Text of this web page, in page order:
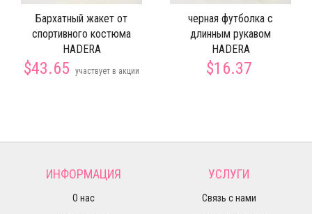
Бархатный жакет от
спортивного костюма
HADERA
$43.65 участвует в акции
черная футболка с
длинным рукавом
HADERA
$16.37
ИНФОРМАЦИЯ
О нас
УСЛУГИ
Связь с нами